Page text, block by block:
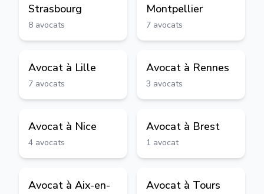
Strasbourg
8 avocats
Montpellier
7 avocats
Avocat à Lille
7 avocats
Avocat à Rennes
3 avocats
Avocat à Nice
4 avocats
Avocat à Brest
1 avocat
Avocat à Aix-en-
Avocat à Tours